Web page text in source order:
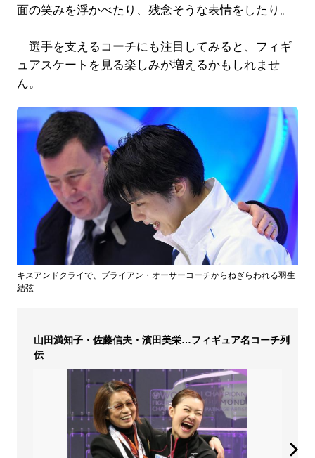
面の笑みを浮かべたり、残念そうな表情をしたり。
選手を支えるコーチにも注目してみると、フィギ
ュアスケートを見る楽しみが増えるかもしれませ
ん。
キスアンドクライで、ブライアン・オーサーコーチからねぎらわれる羽生
結弦
山田満知子・佐藤信夫・濱田美栄…フィギュア名コーチ列
伝